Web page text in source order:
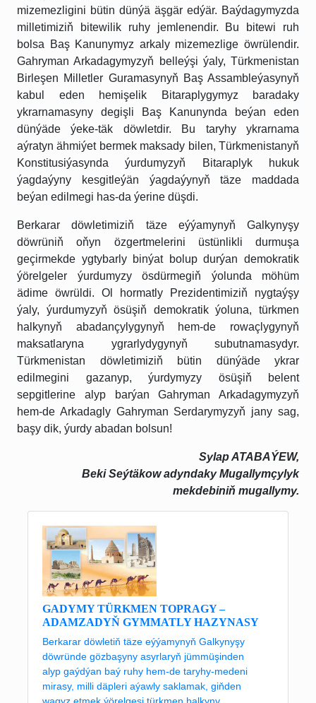
mizemezligini bütin dünýä äşgär edýär. Baýdagymyzda
milletimiziň bitewilik ruhy jemlenendir. Bu bitewi ruh
bolsa Baş Kanunymyz arkaly mizemezlige öwrülendir.
Gahryman Arkadagymyzyň belleýşi ýaly, Türkmenistan
Birleşen Milletler Guramasynyň Baş Assambleýasynyň
kabul eden hemişelik Bitaraplygymyz baradaky
ykrarnamasyny degişli Baş Kanunynda beýan eden
dünýäde ýeke-täk döwletdir. Bu taryhy ykrarnama
aýratyn ähmiýet bermek maksady bilen, Türkmenistanyň
Konstitusiýasynda ýurdumyzyň Bitaraplyk hukuk
ýagdaýyny kesgitleýän ýagdaýynyň täze maddada
beýan edilmegi has-da ýerine düşdi.
Berkarar döwletimiziň täze eýýamynyň Galkynyşy
döwrüniň oňyn özgertmelerini üstünlikli durmuşa
geçirmekde ygtybarly binýat bolup durýan demokratik
ýörelgeler ýurdumyzy ösdürmegiň ýolunda möhüm
ädime öwrüldi. Ol hormatly Prezidentimiziň nygtaýşy
ýaly, ýurdumyzyň ösüşiň demokratik ýoluna, türkmen
halkynyň abadançylygynyň hem-de rowaçlygynyň
maksatlaryna ygrarlydygynyň subutnamasydyr.
Türkmenistan döwletimiziň bütin dünýäde ykrar
edilmegini gazanyp, ýurdymyzy ösüşiň belent
sepgitlerine alyp barýan Gahryman Arkadagymyzyň
hem-de Arkadagly Gahryman Serdarymyzyň jany sag,
başy dik, ýurdy abadan bolsun!
Sylap ATABAÝEW,
Beki Seýtäkow adyndaky Mugallymçylyk
mekdebiniň mugallymy.
GADYMY TÜRKMEN TOPRAGY –
ADAMZADYŇ GYMMATLY HAZYNASY
Berkarar döwletiň täze eýýamynyň Galkynyşy
döwründe gözbaşyny asyrlaryň jümmüşinden
alyp gaýdýan baý ruhy hem-de taryhy-medeni
mirasy, milli däpleri aýawly saklamak, giňden
wagyz etmek ýörelgesi türkmen halkyny